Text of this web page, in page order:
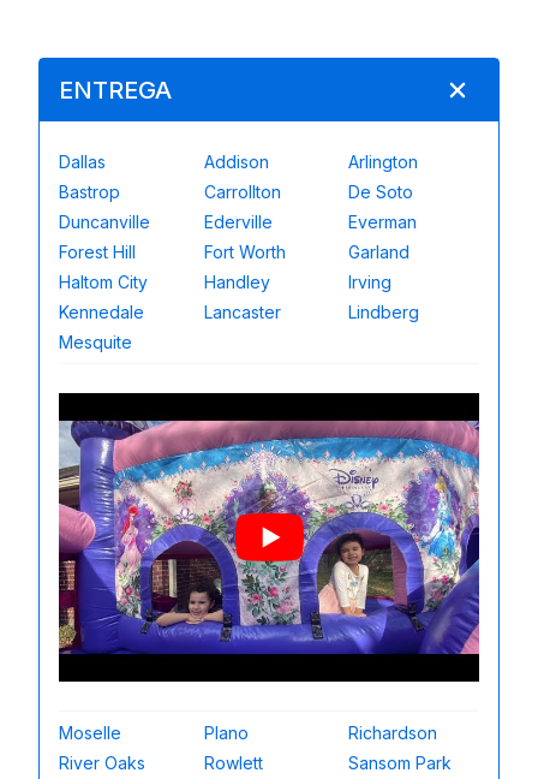
ENTREGA
Dallas Addison
Arlington
Bastrop
Carrollton
De Soto
Duncanville
Ederville
Everman
Forest Hill
Fort Worth
Garland
Haltom City
Handley
Irving
Kennedale
Lancaster
Lindberg
Mesquite
Moselle Plano
Richardson
River Oaks
Rowlett
Sansom Park